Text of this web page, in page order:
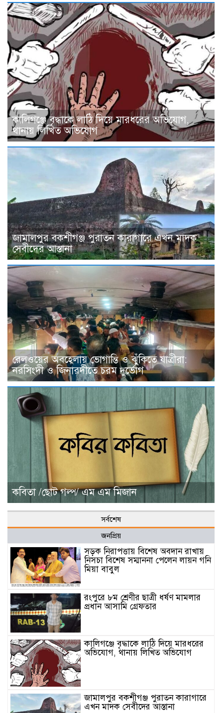
কালিগঞ্জে বৃদ্ধাকে লাঠি দিয়ে মারধরের অভিযোগ,
থানায় লিখিত অভিযোগ
জামালপুর বকশীগঞ্জ পুরাতন কারাগারে এখন মাদক
সেবীদের আস্তানা
রেলওয়ের অবহেলায় ভোগান্তি ও ঝুঁকিতে যাত্রীরা:
নরসিংদী ও জিনারদীতে চরম দুর্ভোগ
কবিতা /ছোট গল্প/ এম এম মিজান
সর্বশেষ
জনপ্রিয়
সড়ক নিরাপত্তায় বিশেষ অবদান রাখায়
নিসচা বিশেষ সম্মাননা পেলেন লায়ন গনি
মিয়া বাবুল
রংপুরে ৮ম শ্রেণীর ছাত্রী ধর্ষণ মামলার
প্রধান আসামি গ্রেফতার
কালিগঞ্জে বৃদ্ধাকে লাঠি দিয়ে মারধরের
অভিযোগ, থানায় লিখিত অভিযোগ
জামালপুর বকশীগঞ্জ পুরাতন কারাগারে
এখন মাদক সেবীদের আস্তানা